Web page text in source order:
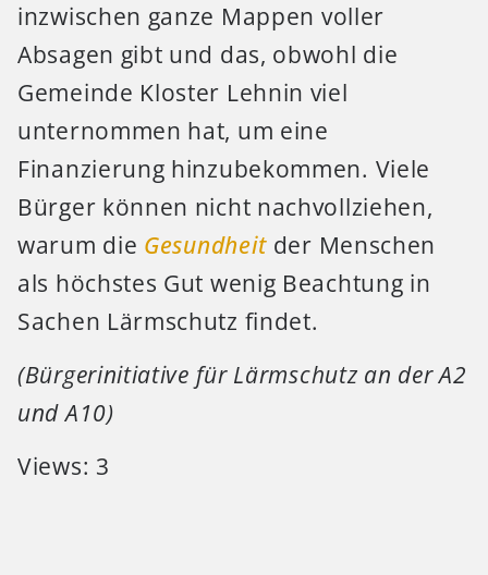
inzwischen ganze Mappen voller
Absagen gibt und das, obwohl die
Gemeinde Kloster Lehnin viel
unternommen hat, um eine
Finanzierung hinzubekommen. Viele
Bürger können nicht nachvollziehen,
warum die Gesundheit der Menschen
als höchstes Gut wenig Beachtung in
Sachen Lärmschutz findet.
(Bürgerinitiative für Lärmschutz an der A2
und A10)
Views: 3